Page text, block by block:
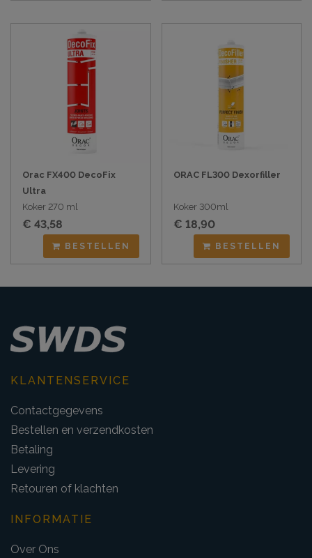
Orac FX400 DecoFix
Ultra
Koker 270 ml
€ 43,58
BESTELLEN
ORAC FL300 Dexorfiller
Koker 300ml
€ 18,90
BESTELLEN
KLANTENSERVICE
Contactgegevens
Bestellen en verzendkosten
Betaling
Levering
Retouren of klachten
INFORMATIE
Over Ons